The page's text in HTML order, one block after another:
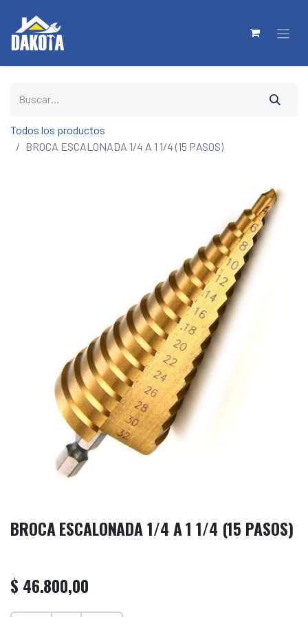
Todos los productos
BROCA ESCALONADA 1/4 A 1 1/4 (15 PASOS)
BROCA ESCALONADA 1/4 A 1 1/4 (15 PASOS)
$ 46.800,00